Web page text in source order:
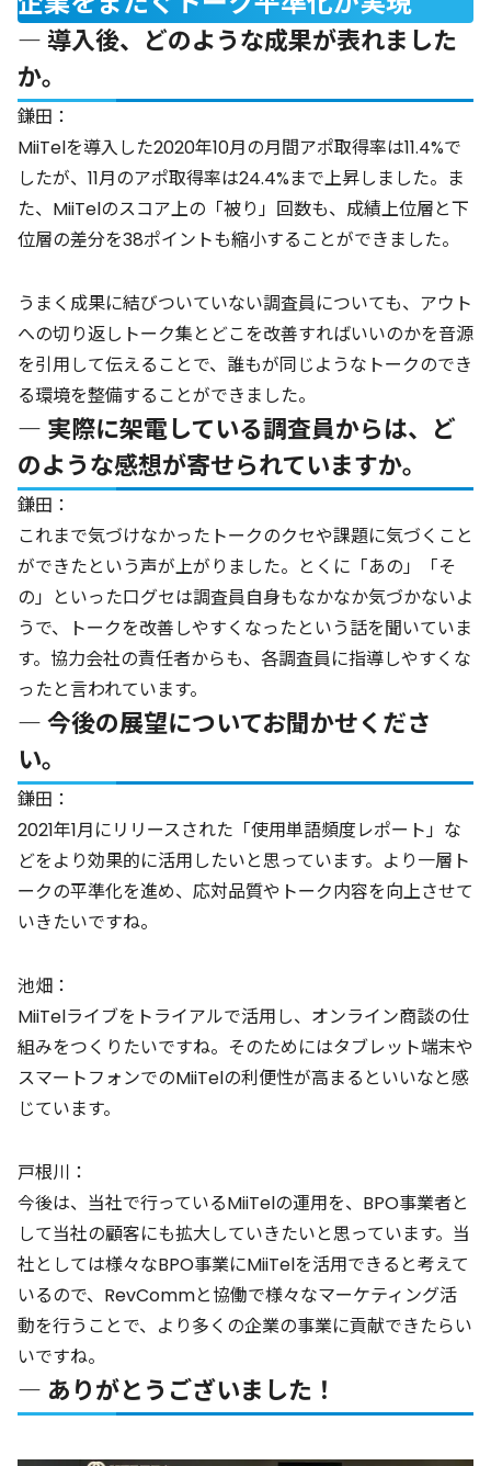
― 導入後、どのような成果が表れました
か。
鎌田：
MiiTelを導入した2020年10月の月間アポ取得率は11.4%で
したが、11月のアポ取得率は24.4%まで上昇しました。ま
た、MiiTelのスコア上の「被り」回数も、成績上位層と下
位層の差分を38ポイントも縮小することができました。
うまく成果に結びついていない調査員についても、アウト
への切り返しトーク集とどこを改善すればいいのかを音源
を引用して伝えることで、誰もが同じようなトークのでき
る環境を整備することができました。
― 実際に架電している調査員からは、ど
のような感想が寄せられていますか。
鎌田：
これまで気づけなかったトークのクセや課題に気づくこと
ができたという声が上がりました。とくに「あの」「そ
の」といった口グセは調査員自身もなかなか気づかないよ
うで、トークを改善しやすくなったという話を聞いていま
す。協力会社の責任者からも、各調査員に指導しやすくな
ったと言われています。
― 今後の展望についてお聞かせくださ
い。
鎌田：
2021年1月にリリースされた「使用単語頻度レポート」な
どをより効果的に活用したいと思っています。より一層ト
ークの平準化を進め、応対品質やトーク内容を向上させて
いきたいですね。
池畑：
MiiTelライブをトライアルで活用し、オンライン商談の仕
組みをつくりたいですね。そのためにはタブレット端末や
スマートフォンでのMiiTelの利便性が高まるといいなと感
じています。
戸根川：
今後は、当社で行っているMiiTelの運用を、BPO事業者と
して当社の顧客にも拡大していきたいと思っています。当
社としては様々なBPO事業にMiiTelを活用できると考えて
いるので、RevCommと協働で様々なマーケティング活
動を行うことで、より多くの企業の事業に貢献できたらい
いですね。
― ありがとうございました！